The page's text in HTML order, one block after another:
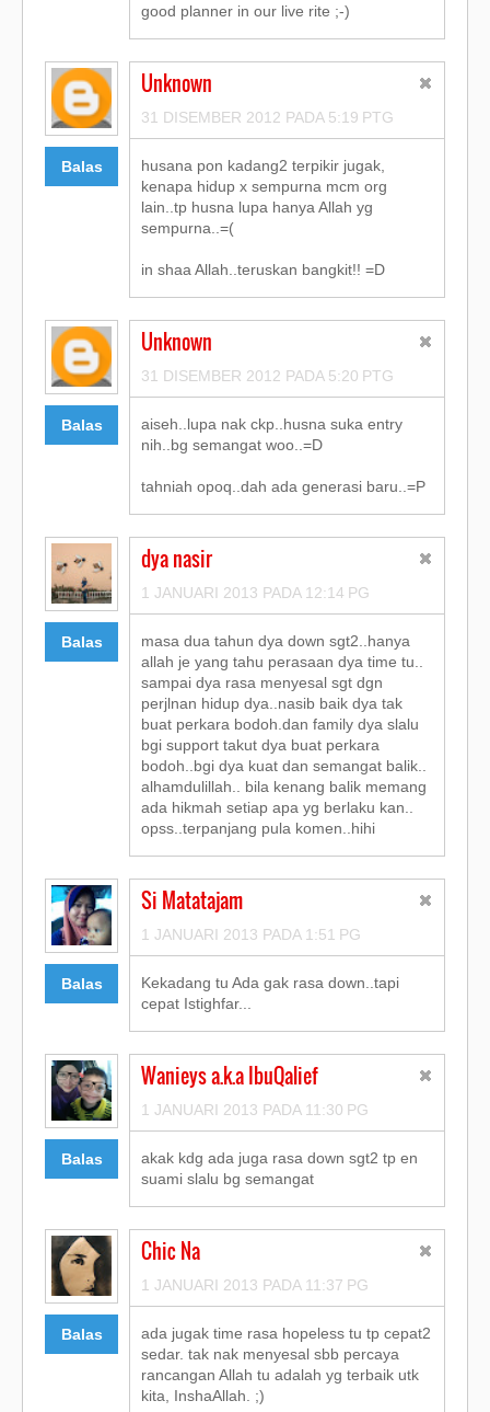
good planner in our live rite ;-)
Balas
Unknown
31 DISEMBER 2012 PADA 5:19 PTG
husana pon kadang2 terpikir jugak,
kenapa hidup x sempurna mcm org
lain..tp husna lupa hanya Allah yg
sempurna..=(
in shaa Allah..teruskan bangkit!! =D
Balas
Unknown
31 DISEMBER 2012 PADA 5:20 PTG
aiseh..lupa nak ckp..husna suka entry
nih..bg semangat woo..=D
tahniah opoq..dah ada generasi baru..=P
Balas
dya nasir
1 JANUARI 2013 PADA 12:14 PG
masa dua tahun dya down sgt2..hanya
allah je yang tahu perasaan dya time tu..
sampai dya rasa menyesal sgt dgn
perjlnan hidup dya..nasib baik dya tak
buat perkara bodoh.dan family dya slalu
bgi support takut dya buat perkara
bodoh..bgi dya kuat dan semangat balik..
alhamdulillah.. bila kenang balik memang
ada hikmah setiap apa yg berlaku kan..
opss..terpanjang pula komen..hihi
Balas
Si Matatajam
1 JANUARI 2013 PADA 1:51 PG
Kekadang tu Ada gak rasa down..tapi
cepat Istighfar...
Balas
Wanieys a.k.a IbuQalief
1 JANUARI 2013 PADA 11:30 PG
akak kdg ada juga rasa down sgt2 tp en
suami slalu bg semangat
Balas
Chic Na
1 JANUARI 2013 PADA 11:37 PG
ada jugak time rasa hopeless tu tp cepat2
sedar. tak nak menyesal sbb percaya
rancangan Allah tu adalah yg terbaik utk
kita, InshaAllah. ;)